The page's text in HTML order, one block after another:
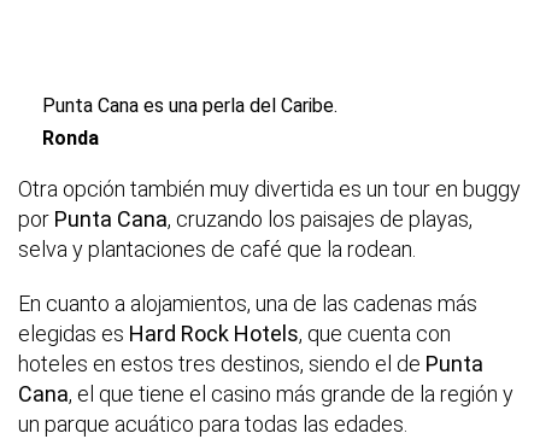
Punta Cana es una perla del Caribe.
Ronda
Otra opción también muy divertida es un tour en buggy
por Punta Cana, cruzando los paisajes de playas,
selva y plantaciones de café que la rodean.
En cuanto a alojamientos, una de las cadenas más
elegidas es Hard Rock Hotels, que cuenta con
hoteles en estos tres destinos, siendo el de Punta
Cana, el que tiene el casino más grande de la región y
un parque acuático para todas las edades.